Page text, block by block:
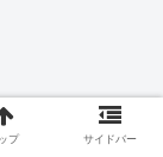
プ サイドバー